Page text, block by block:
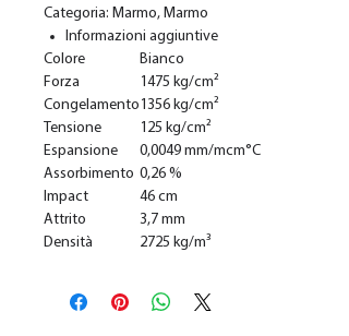
Categoria: Marmo, Marmo
Informazioni aggiuntive
Colore
Bianco
Forza
1475 kg/cm²
Congelamento 1356 kg/cm²
Tensione
125 kg/cm²
Espansione
0,0049 mm/mcm°C
Assorbimento 0,26 %
Impact
46 cm
Attrito
3,7 mm
Densità
2725 kg/m³